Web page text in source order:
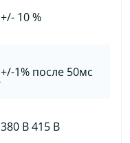
+/- 10 %
+/-1% после 50мс
380 B 415 B